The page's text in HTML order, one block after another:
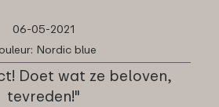
06-05-2021
Nordic blue
Doet wat ze beloven,
tevreden!"